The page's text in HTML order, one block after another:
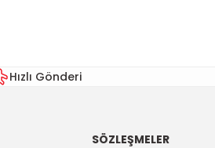
Hızlı Gönderi
SÖZLEŞMELER